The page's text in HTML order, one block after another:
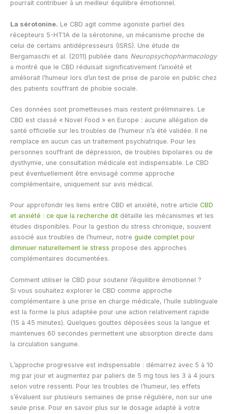
pourrait contribuer à un meilleur équilibre émotionnel.
La sérotonine. Le CBD agit comme agoniste partiel des
récepteurs 5-HT1A de la sérotonine, un mécanisme proche de
celui de certains antidépresseurs (ISRS). Une étude de
Bergamaschi et al. (2011) publiée dans Neuropsychopharmacology
a montré que le CBD réduisait significativement l’anxiété et
améliorait l’humeur lors d’un test de prise de parole en public chez
des patients souffrant de phobie sociale.
Ces données sont prometteuses mais restent préliminaires. Le
CBD est classé « Novel Food » en Europe : aucune allégation de
santé officielle sur les troubles de l’humeur n’a été validée. Il ne
remplace en aucun cas un traitement psychiatrique. Pour les
personnes souffrant de dépression, de troubles bipolaires ou de
dysthymie, une consultation médicale est indispensable. Le CBD
peut éventuellement être envisagé comme approche
complémentaire, uniquement sur avis médical.
Pour approfondir les liens entre CBD et anxiété, notre article CBD
et anxiété : ce que la recherche dit détaille les mécanismes et les
études disponibles. Pour la gestion du stress chronique, souvent
associé aux troubles de l’humeur, notre guide complet pour
diminuer naturellement le stress propose des approches
complémentaires documentées.
Comment utiliser le CBD pour soutenir l’équilibre émotionnel ?
Si vous souhaitez explorer le CBD comme approche
complémentaire à une prise en charge médicale, l’huile sublinguale
est la forme la plus adaptée pour une action relativement rapide
(15 à 45 minutes). Quelques gouttes déposées sous la langue et
maintenues 60 secondes permettent une absorption directe dans
la circulation sanguine.
L’approche progressive est indispensable : démarrez avec 5 à 10
mg par jour et augmentez par paliers de 5 mg tous les 3 à 4 jours
selon votre ressenti. Pour les troubles de l’humeur, les effets
s’évaluent sur plusieurs semaines de prise régulière, non sur une
seule prise. Pour en savoir plus sur le dosage adapté à votre